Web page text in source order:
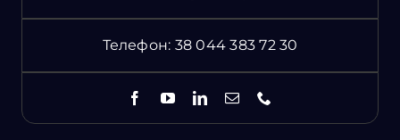
Телефон: 38 044 383 72 30